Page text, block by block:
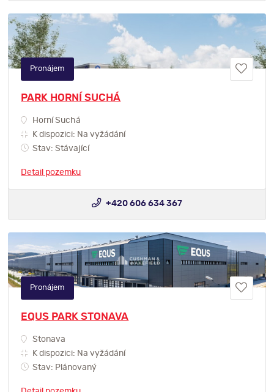
PARK HORNÍ SUCHÁ
Horní Suchá
K dispozici: Na vyžádání
Stav: Stávající
Detail pozemku
Pronájem
+420 606 634 367
EQUS PARK STONAVA
Stonava
K dispozici: Na vyžádání
Stav: Plánovaný
Pronájem